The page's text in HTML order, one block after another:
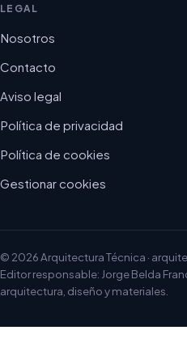
LEGAL
Nosotros
Contacto
Aviso legal
Política de privacidad
Política de cookies
Gestionar cookies
© 2026 Arquitectura Técnica ·
Editor responsable: Jorge Belda
arquitectura, diseño y materiales.